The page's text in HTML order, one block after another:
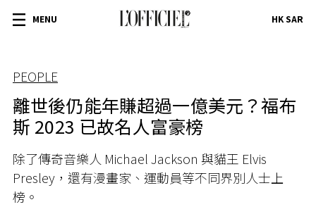
MENU HK SAR
PEOPLE
離世後仍能年賺超過一億美元？福布
斯 2023 已故名人富豪榜
除了傳奇音樂人 Michael Jackson 與貓王 Elvis
Presley，還有漫畫家、運動員等不同界別人士上
榜。